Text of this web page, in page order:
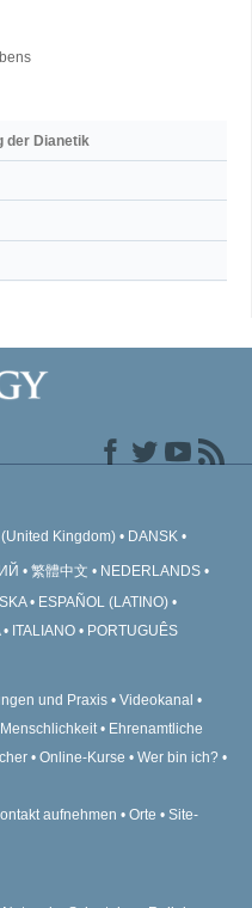
der Dianetik
(United Kingdom) DANSK
繁體中文
NEDERLANDS
ESPAÑOL (LATINO)
ITALIANO PORTUGUÊS
und Praxis
Videokanal
Ehrenamtliche
Online-Kurse
Wer bin ich?
aufnehmen Orte
Site-